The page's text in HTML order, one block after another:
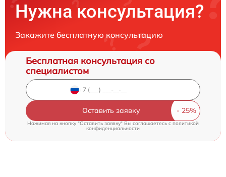
Нужна консультация?
Закажите бесплатную консультацию
Бесплатная консультация со
специалистом
Оставить заявку
Нажимая на кнопку "Оставить заявку" Вы соглашаетесь cполитикой
конфиденциальности